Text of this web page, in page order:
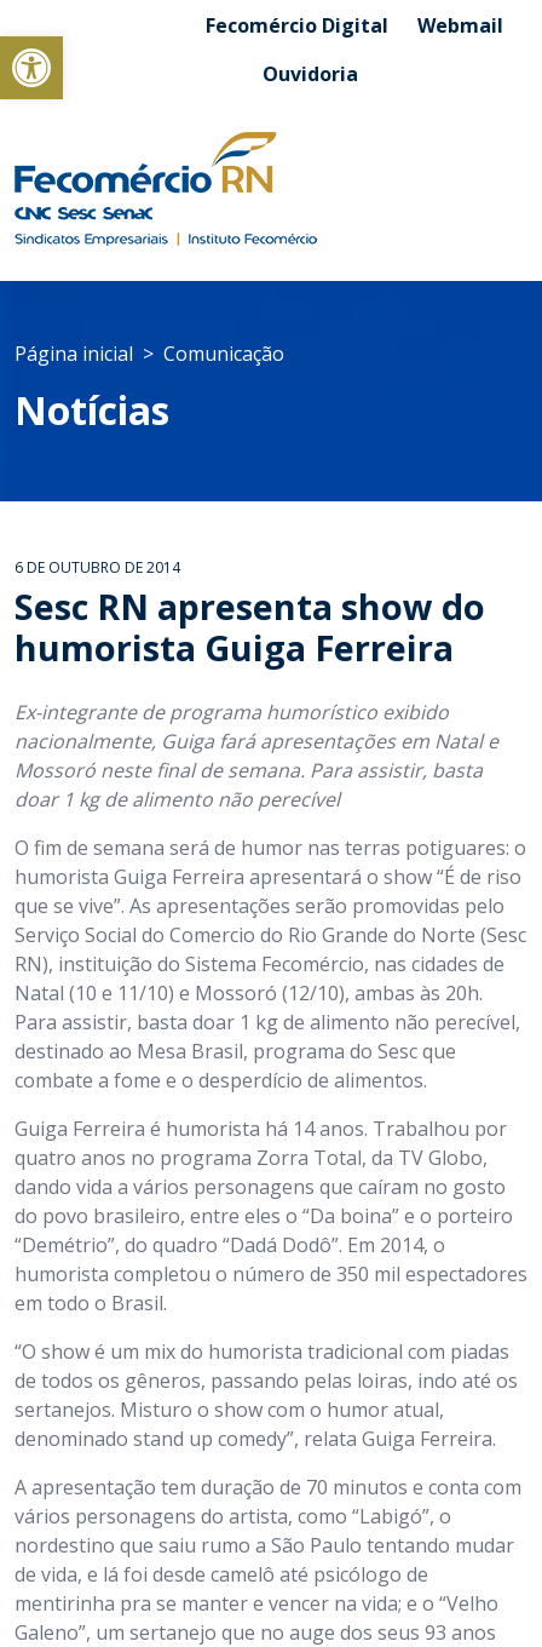
Abrir a barra de ferramentasFecomércio Digital
Webmail
Ouvidoria
Página inicial Comunicação
Notícias
6 DE OUTUBRO DE 2014
Sesc RN apresenta show do
humorista Guiga Ferreira
Ex-integrante de programa humorístico exibido
nacionalmente, Guiga fará apresentações em Natal e
Mossoró neste final de semana. Para assistir, basta
doar 1 kg de alimento não perecível
O fim de semana será de humor nas terras potiguares: o
humorista Guiga Ferreira apresentará o show “É de riso
que se vive”. As apresentações serão promovidas pelo
Serviço Social do Comercio do Rio Grande do Norte (Sesc
RN), instituição do Sistema Fecomércio, nas cidades de
Natal (10 e 11/10) e Mossoró (12/10), ambas às 20h.
Para assistir, basta doar 1 kg de alimento não perecível,
destinado ao Mesa Brasil, programa do Sesc que
combate a fome e o desperdício de alimentos.
Guiga Ferreira é humorista há 14 anos. Trabalhou por
quatro anos no programa Zorra Total, da TV Globo,
dando vida a vários personagens que caíram no gosto
do povo brasileiro, entre eles o “Da boina” e o porteiro
“Demétrio”, do quadro “Dadá Dodô”. Em 2014, o
humorista completou o número de 350 mil espectadores
em todo o Brasil.
“O show é um mix do humorista tradicional com piadas
de todos os gêneros, passando pelas loiras, indo até os
sertanejos. Misturo o show com o humor atual,
denominado stand up comedy”, relata Guiga Ferreira.
A apresentação tem duração de 70 minutos e conta com
vários personagens do artista, como “Labigó”, o
nordestino que saiu rumo a São Paulo tentando mudar
de vida, e lá foi desde camelô até psicólogo de
mentirinha pra se manter e vencer na vida; e o “Velho
Galeno”, um sertanejo que no auge dos seus 93 anos